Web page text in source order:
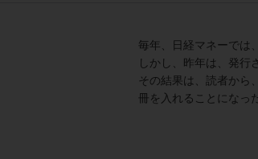
毎年、日経マネーでは
しかし、昨年は、発行
その結果は、読者から
冊を入れることになっ